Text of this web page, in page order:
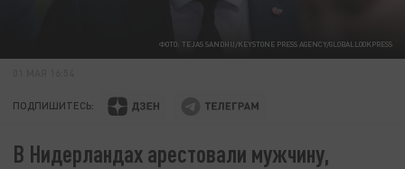
ФОТО: TEJAS SANDHU/KEYSTONE PRESS AGENCY/GLOBALLOOKPRESS
ПОДПИШИТЕСЬ:
В Нидерландах арестовали мужчину,